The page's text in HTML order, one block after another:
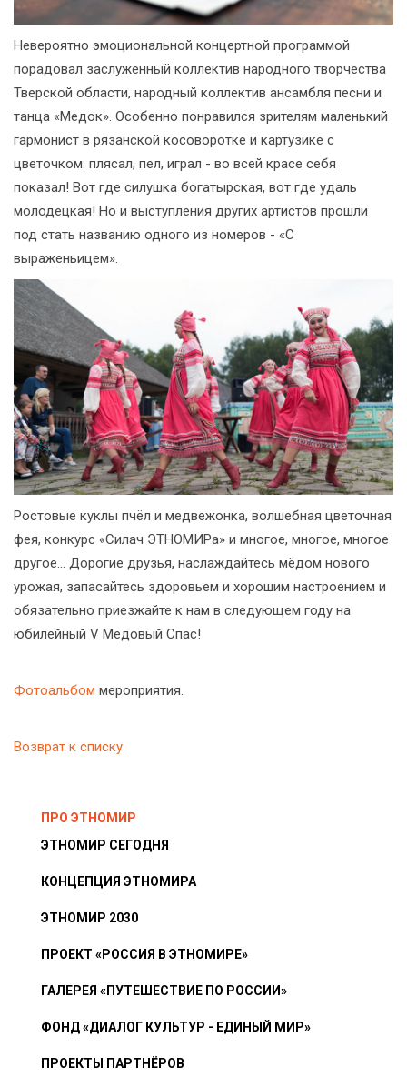
Невероятно эмоциональной концертной программой
порадовал заслуженный коллектив народного творчества
Тверской области, народный коллектив ансамбля песни и
танца «Медок». Особенно понравился зрителям маленький
гармонист в рязанской косоворотке и картузике с
цветочком: плясал, пел, играл - во всей красе себя
показал! Вот где силушка богатырская, вот где удаль
молодецкая! Но и выступления других артистов прошли
под стать названию одного из номеров - «С
выраженьицем».
Ростовые куклы пчёл и медвежонка, волшебная цветочная
фея, конкурс «Силач ЭТНОМИРа» и многое, многое, многое
другое... Дорогие друзья, наслаждайтесь мёдом нового
урожая, запасайтесь здоровьем и хорошим настроением и
обязательно приезжайте к нам в следующем году на
юбилейный V Медовый Спас!
Фотоальбом мероприятия.
Возврат к списку
ПРО ЭТНОМИР
ЭТНОМИР СЕГОДНЯ
КОНЦЕПЦИЯ ЭТНОМИРА
ЭТНОМИР 2030
ПРОЕКТ «РОССИЯ В ЭТНОМИРЕ»
ГАЛЕРЕЯ «ПУТЕШЕСТВИЕ ПО РОССИИ»
ФОНД «ДИАЛОГ КУЛЬТУР - ЕДИНЫЙ МИР»
ПРОЕКТЫ ПАРТНЁРОВ